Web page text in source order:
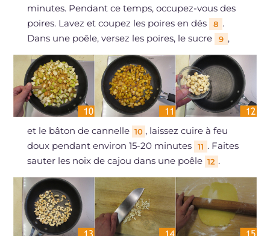
minutes. Pendant ce temps, occupez-vous des
poires. Lavez et coupez les poires en dés
8 .
Dans une poêle, versez les poires, le sucre
9 ,
et le bâton de cannelle 10 , laissez cuire à feu
doux pendant environ 15-20 minutes
11 . Faites
sauter les noix de cajou dans une poêle 12 .